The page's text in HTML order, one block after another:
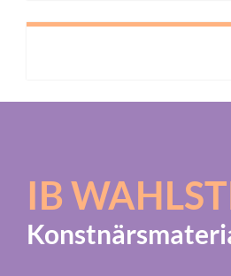
IB